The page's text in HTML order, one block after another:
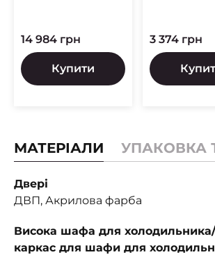
14 984 грн
Купити
3 374 грн
МАТЕРІАЛИ УПАКОВКА
Двері
ДВП, Акрилова фарба
Висока шафа для
каркас для шафи для